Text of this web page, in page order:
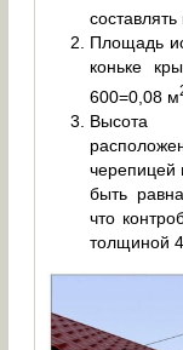
Площадь
коньке
600=0,08 м
Высота
черепицей
быть
что
толщиной